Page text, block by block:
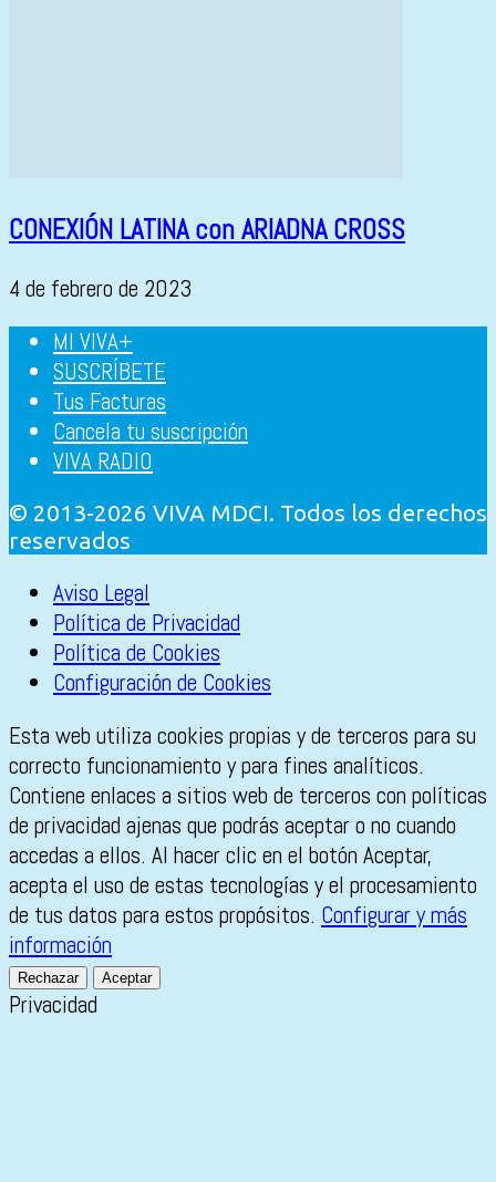
CONEXIÓN LATINA con ARIADNA CROSS
4 de febrero de 2023
MI VIVA+
SUSCRÍBETE
Tus Facturas
Cancela tu suscripción
VIVA RADIO
© 2013-2026 VIVA MDCI. Todos los derechos
reservados
Aviso Legal
Política de Privacidad
Política de Cookies
Configuración de Cookies
Esta web utiliza cookies propias y de terceros para su
correcto funcionamiento y para fines analíticos.
Contiene enlaces a sitios web de terceros con políticas
de privacidad ajenas que podrás aceptar o no cuando
accedas a ellos. Al hacer clic en el botón Aceptar,
acepta el uso de estas tecnologías y el procesamiento
de tus datos para estos propósitos. Configurar y más
información
Rechazar Aceptar
Privacidad